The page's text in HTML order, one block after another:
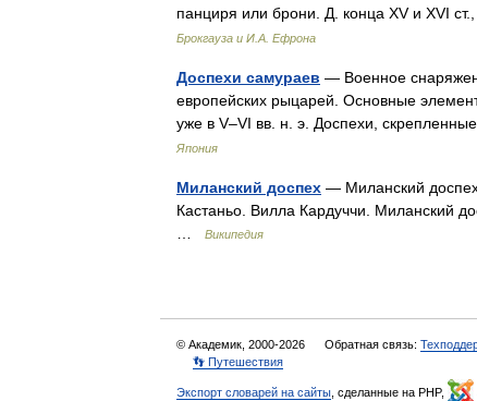
панциря или брони. Д. конца XV и XVI
Брокгауза и И.А. Ефрона
Доспехи самураев — Военное
европейских рыцарей. Основные
уже в V–VI вв. н. э. Доспехи,
Япония
Миланский доспех — Миланский
Кастаньо. Вилла Кардуччи. Миланский
Википедия
© Академик, 2000-2026 Обратная связь:
👣 Путешествия
Экспорт словарей на сайты , сделанные на PHP,